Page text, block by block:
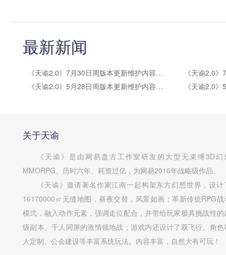
最新新闻
《天谕2.0》7月30日周版本更新维护内容公告
《天谕2.0》5月28日周版本更新维护内容公告
关于天谕
《天谕》是由网易盘古工作室研发的大型无束缚3D幻
MMORPG。历时六年、耗资过亿，为网易2016年战略级作品。
《天谕》邀请著名作家江南一起构架东方幻想世界，设计
16170000㎡无缝地图，昼夜交替，风景如画；革新传统RPG战
模式，融入动作元素，强调走位配合，并带给玩家极具挑战性的
级副本、千人同屏的激情领地战；游戏内还设计了双飞行、角色
人定制、公会建设等丰富系统玩法。内容丰富，自然大有可玩！